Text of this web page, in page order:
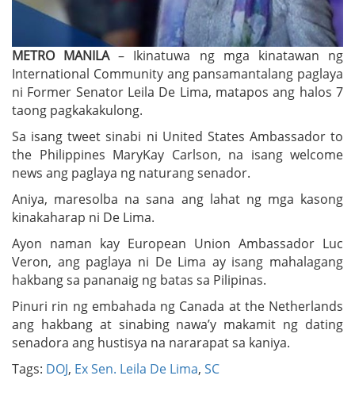
METRO MANILA– Ikinatuwa ng mga kinatawan ng
International Community ang pansamantalang paglaya
ni Former Senator Leila De Lima, matapos ang halos 7
taong pagkakakulong.
Sa isang tweet sinabi ni United States Ambassador to
the Philippines MaryKay Carlson, na isang welcome
news ang paglaya ng naturang senador.
Aniya, maresolba na sana ang lahat ng mga kasong
kinakaharap ni De Lima.
Ayon naman kay European Union Ambassador Luc
Veron, ang paglaya ni De Lima ay isang mahalagang
hakbang sa pananaig ng batas sa Pilipinas.
Pinuri rin ng embahada ng Canada at the Netherlands
ang hakbang at sinabing nawa’y makamit ng dating
senadora ang hustisya na nararapat sa kaniya.
Tags: DOJ, Ex Sen. Leila De Lima, SC